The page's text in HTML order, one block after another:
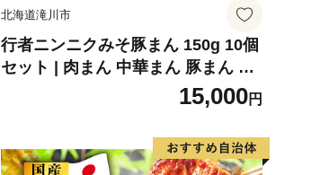
北海道滝川市
行者ニンニクみそ豚まん 150g 10個
セット | 肉まん 中華まん 豚まん 北
海道産 小分け 個包装 点心 簡単調理
レンジ レンチン 電子レンジ 時短 冷
凍 おやつ ギフト 北海道 滝川市
15,000円